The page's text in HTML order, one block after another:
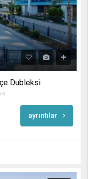
Dubleksi
Kargıcak, Alanya, Antalya, Akdeniz Bölgesi, 07440, Türkiye
ayrıntılar